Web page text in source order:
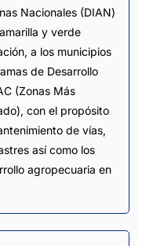
Nacionales (DIAN)
y verde
a los municipios
de Desarrollo
(Zonas Más
con el propósito
de vías,
así como los
agropecuaria en